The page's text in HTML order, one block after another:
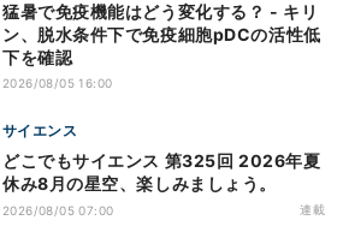
猛暑で免疫機能はどう変化する？ - キリ
ン、脱水条件下で免疫細胞pDCの活性低
下を確認
2026/08/05 16:00
サイエンス
どこでもサイエンス 第325回 2026年夏
休み8月の星空、楽しみましょう。
2026/08/05 07:00 連載